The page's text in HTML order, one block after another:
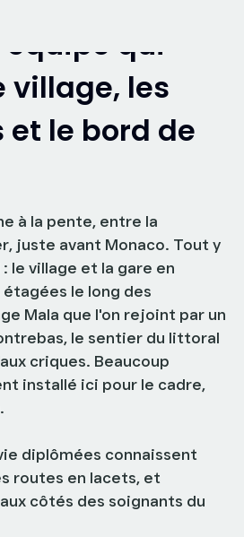
équipe qui
village, les
et le bord de
à la pente, entre la
juste avant Monaco. Tout y
le village et la gare en
le long des
Mala que l'on rejoint par un
le sentier du littoral
criques. Beaucoup
installé ici pour le cadre,
diplômées connaissent
routes en lacets, et
côtés des soignants du